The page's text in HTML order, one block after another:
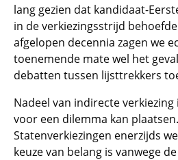
lang gezien dat kandidaat-
in de verkiezingsstrijd
afgelopen decennia zagen we
toenemende mate wel het
debatten tussen lijsttrekkers
Nadeel van indirecte
voor een dilemma kan
Statenverkiezingen enerzijds
keuze van belang is vanwege